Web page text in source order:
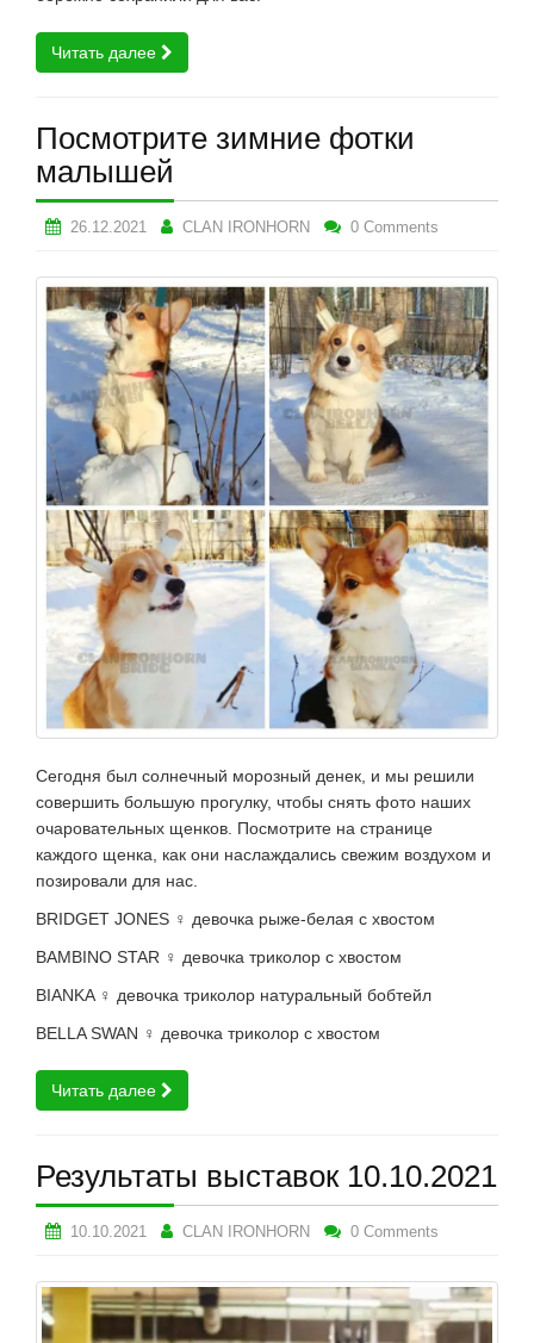
Читать далее
Посмотрите зимние фотки
малышей
26.12.2021 CLAN IRONHORN 0 Comments
Сегодня был солнечный морозный денек, и мы решили
совершить большую прогулку, чтобы снять фото наших
очаровательных щенков. Посмотрите на странице
каждого щенка, как они наслаждались свежим воздухом и
позировали для нас.
BRIDGET JONES ♀ девочка рыже-белая с хвостом
BAMBINO STAR ♀ девочка триколор с хвостом
BIANKA ♀ девочка триколор натуральный бобтейл
BELLA SWAN ♀ девочка триколор с хвостом
Читать далее
Результаты выставок 10.10.2021
10.10.2021 CLAN IRONHORN 0 Comments